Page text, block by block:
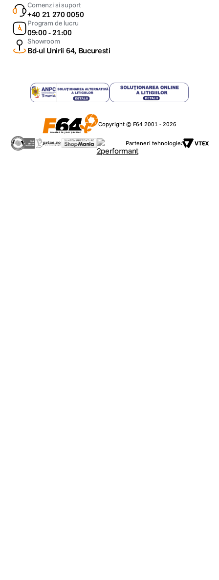
Comenzi si suport
+40 21 270 0050
Program de lucru
09:00 - 21:00
Showroom
Bd-ul Unirii 64, Bucuresti
Copyright © F64 2001 - 2026
Parteneri tehnologie: